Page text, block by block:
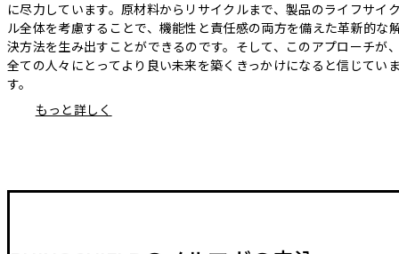
に尽力しています。原材料からリサイクルまで、製品のライフサイ
ル全体を考慮することで、機能性と責任感の両方を備えた革新的な
決方法を生み出すことができるのです。そして、このアプローチが
全ての人々にとってより良い未来を築くきっかけになると信じてい
す。
もっと詳しく